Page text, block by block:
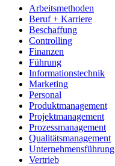
Arbeitsmethoden
Beruf + Karriere
Beschaffung
Controlling
Finanzen
Führung
Informationstechnik
Marketing
Personal
Produktmanagement
Projektmanagement
Prozessmanagement
Qualitätsmanagement
Unternehmensführung
Vertrieb